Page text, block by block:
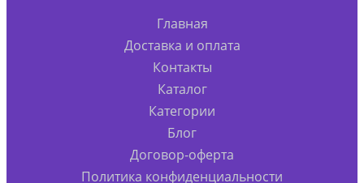
Главная
Доставка и оплата
Контакты
Каталог
Категории
Блог
Договор-оферта
Политика конфиденциальности